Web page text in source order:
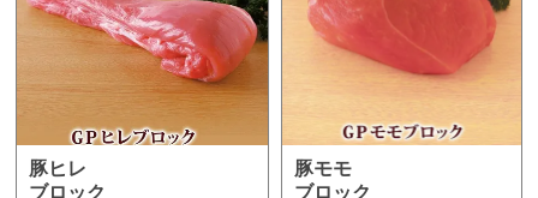
豚ヒレ
ブロック
豚モモ
ブロック